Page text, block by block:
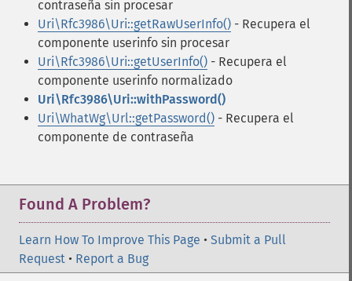
contraseña sin procesar
Uri\Rfc3986\Uri::getRawUserInfo() - Recupera el
componente userinfo sin procesar
Uri\Rfc3986\Uri::getUserInfo() - Recupera el
componente userinfo normalizado
Uri\Rfc3986\Uri::withPassword()
Uri\WhatWg\Url::getPassword() - Recupera el
componente de contraseña
Found A Problem?
Learn How To Improve This Page • Submit a Pull
Request • Report a Bug